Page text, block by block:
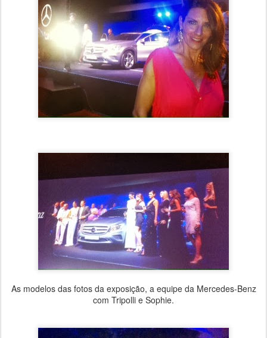
As modelos das fotos da exposição, a equipe da Mercedes-Benz
com Tripolli e Sophie.